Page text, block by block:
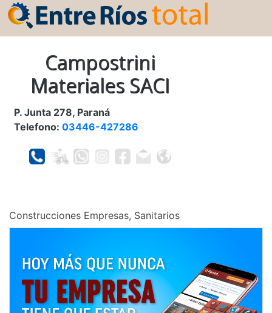
Campostrini
Materiales SACI
P. Junta 278, Paraná
Telefono: 03446-427286
Construcciones Empresas, Sanitarios